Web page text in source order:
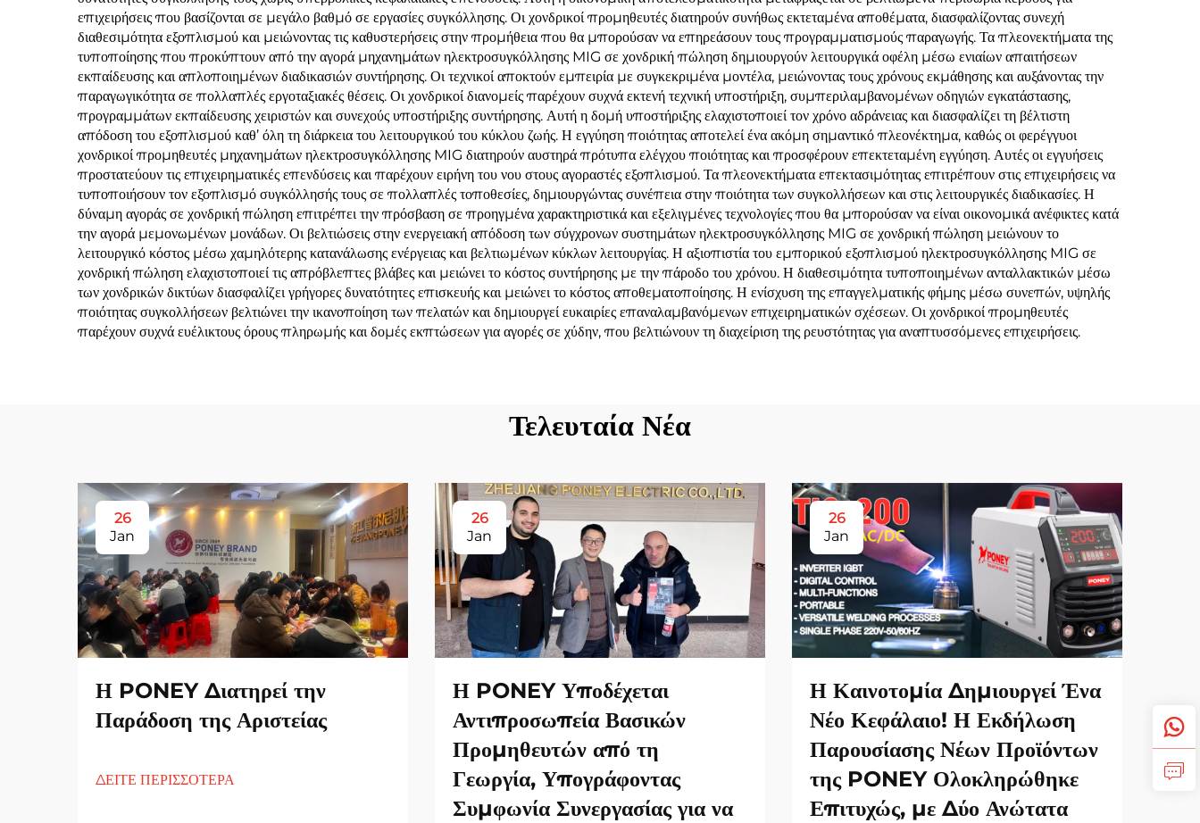
επιχειρήσεις που βασίζονται σε μεγάλο βαθμό σε εργασίες συγκόλλησης. Οι χονδρικοί προμηθευτές διατηρούν συνήθως εκτεταμένα αποθέματα, διασφαλίζοντας συνεχή
διαθεσιμότητα εξοπλισμού και μειώνοντας τις καθυστερήσεις στην προμήθεια που θα μπορούσαν να επηρεάσουν τους προγραμματισμούς παραγωγής. Τα πλεονεκτήματα της
τυποποίησης που προκύπτουν από την αγορά μηχανημάτων ηλεκτροσυγκόλλησης MIG σε χονδρική πώληση δημιουργούν λειτουργικά οφέλη μέσω ενιαίων απαιτήσεων
εκπαίδευσης και απλοποιημένων διαδικασιών συντήρησης. Οι τεχνικοί αποκτούν εμπειρία με συγκεκριμένα μοντέλα, μειώνοντας τους χρόνους εκμάθησης και αυξάνοντας την
παραγωγικότητα σε πολλαπλές εργοταξιακές θέσεις. Οι χονδρικοί διανομείς παρέχουν συχνά εκτενή τεχνική υποστήριξη, συμπεριλαμβανομένων οδηγιών εγκατάστασης,
προγραμμάτων εκπαίδευσης χειριστών και συνεχούς υποστήριξης συντήρησης. Αυτή η δομή υποστήριξης ελαχιστοποιεί τον χρόνο αδράνειας και διασφαλίζει τη βέλτιστη
απόδοση του εξοπλισμού καθ’ όλη τη διάρκεια του λειτουργικού του κύκλου ζωής. Η εγγύηση ποιότητας αποτελεί ένα ακόμη σημαντικό πλεονέκτημα, καθώς οι φερέγγυοι
χονδρικοί προμηθευτές μηχανημάτων ηλεκτροσυγκόλλησης MIG διατηρούν αυστηρά πρότυπα ελέγχου ποιότητας και προσφέρουν επεκτεταμένη εγγύηση. Αυτές οι εγγυήσεις
προστατεύουν τις επιχειρηματικές επενδύσεις και παρέχουν ειρήνη του νου στους αγοραστές εξοπλισμού. Τα πλεονεκτήματα επεκτασιμότητας επιτρέπουν στις επιχειρήσεις να
τυποποιήσουν τον εξοπλισμό συγκόλλησής τους σε πολλαπλές τοποθεσίες, δημιουργώντας συνέπεια στην ποιότητα των συγκολλήσεων και στις λειτουργικές διαδικασίες. Η
δύναμη αγοράς σε χονδρική πώληση επιτρέπει την πρόσβαση σε προηγμένα χαρακτηριστικά και εξελιγμένες τεχνολογίες που θα μπορούσαν να είναι οικονομικά ανέφικτες κατά
την αγορά μεμονωμένων μονάδων. Οι βελτιώσεις στην ενεργειακή απόδοση των σύγχρονων συστημάτων ηλεκτροσυγκόλλησης MIG σε χονδρική πώληση μειώνουν το
λειτουργικό κόστος μέσω χαμηλότερης κατανάλωσης ενέργειας και βελτιωμένων κύκλων λειτουργίας. Η αξιοπιστία του εμπορικού εξοπλισμού ηλεκτροσυγκόλλησης MIG σε
χονδρική πώληση ελαχιστοποιεί τις απρόβλεπτες βλάβες και μειώνει το κόστος συντήρησης με την πάροδο του χρόνου. Η διαθεσιμότητα τυποποιημένων ανταλλακτικών μέσω
των χονδρικών δικτύων διασφαλίζει γρήγορες δυνατότητες επισκευής και μειώνει το κόστος αποθεματοποίησης. Η ενίσχυση της επαγγελματικής φήμης μέσω συνεπών, υψηλής
ποιότητας συγκολλήσεων βελτιώνει την ικανοποίηση των πελατών και δημιουργεί ευκαιρίες επαναλαμβανόμενων επιχειρηματικών σχέσεων. Οι χονδρικοί προμηθευτές
παρέχουν συχνά ευέλικτους όρους πληρωμής και δομές εκπτώσεων για αγορές σε χύδην, που βελτιώνουν τη διαχείριση της ρευστότητας για αναπτυσσόμενες επιχειρήσεις.
Τελευταία Νέα
26
Jan
Η PONEY Διατηρεί την
Παράδοση της Αριστείας
ΔΕΙΤΕ ΠΕΡΙΣΣΟΤΕΡΑ
26
Jan
Η PONEY Υποδέχεται
Αντιπροσωπεία Βασικών
Προμηθευτών από τη
Γεωργία, Υπογράφοντας
Συμφωνία Συνεργασίας για να
26
Jan
Η Καινοτομία Δημιουργεί Ένα
Νέο Κεφάλαιο! Η Εκδήλωση
Παρουσίασης Νέων Προϊόντων
της PONEY Ολοκληρώθηκε
Επιτυχώς, με Δύο Ανώτατα